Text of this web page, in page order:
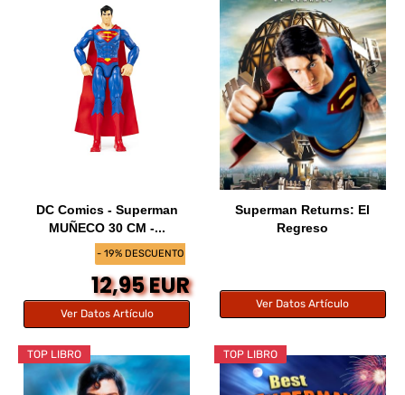
- 19% DESCUENTO
DC Comics - Superman
MUÑECO 30 CM -...
12,95 EUR
Ver Datos Artículo
Superman Returns: El
Regreso
Ver Datos Artículo
TOP LIBRO TOP LIBRO